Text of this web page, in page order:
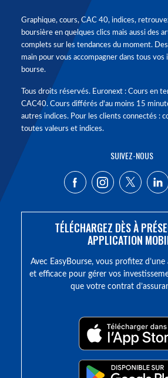
Graphique, cours, CAC 40, indices,
boursière en quelques clics mais aussi des
complets sur les tendances du moment.
main pour vous accompagner dans tous
bourse.
Tous droits réservés. Euronext : Cours en
CAC40. Cours différés d'au moins 15
autres indices. Pour les clients connectés :
toutes valeurs et indices.
SUIVEZ-NOUS
TÉLÉCHARGEZ DÈS À
APPLICATION
Avec EasyBourse, vous profitez
et efficace pour gérer vos
que votre contrat